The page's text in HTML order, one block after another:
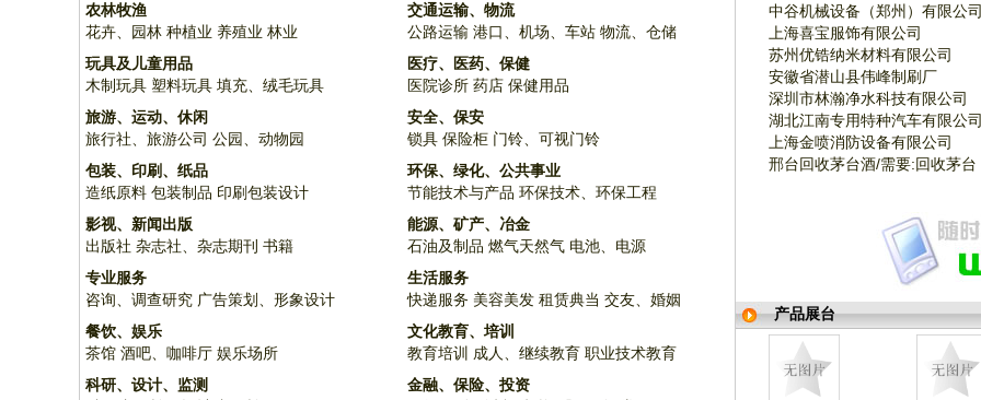
农林牧渔
花卉、园林 种植业 养殖业 林业
交通运输、物流
公路运输 港口、机场、车站 物流、仓储
玩具及儿童用品
木制玩具 塑料玩具 填充、绒毛玩具
医疗、医药、保健
医院诊所 药店 保健用品
旅游、运动、休闲
旅行社、旅游公司 公园、动物园
安全、保安
锁具 保险柜 门铃、可视门铃
包装、印刷、纸品
造纸原料 包装制品 印刷包装设计
环保、绿化、公共事业
节能技术与产品 环保技术、环保工程
影视、新闻出版
出版社 杂志社、杂志期刊 书籍
能源、矿产、冶金
石油及制品 燃气天然气 电池、电源
专业服务
咨询、调查研究 广告策划、形象设计
生活服务
快递服务 美容美发 租赁典当 交友、婚姻
餐饮、娱乐
茶馆 酒吧、咖啡厅 娱乐场所
文化教育、培训
教育培训 成人、继续教育 职业技术教育
科研、设计、监测
金融、保险、投资
中谷机械设备（郑州）有限公
上海喜宝服饰有限公司
苏州优锆纳米材料有限公司
安徽省潜山县伟峰制刷厂
深圳市林瀚净水科技有限公司
湖北江南专用特种汽车有限公
上海金喷消防设备有限公司
邢台回收茅台酒/需要:回收茅台
产品展台